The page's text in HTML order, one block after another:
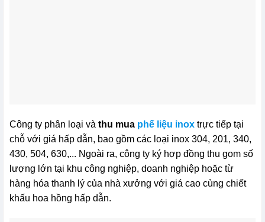
Công ty phân loại và thu mua phế liệu inoxtrực tiếp tại
chỗ với giá hấp dẫn, bao gồm các loại inox 304, 201, 340,
430, 504, 630,... Ngoài ra, công ty ký hợp đồng thu gom số
lượng lớn tại khu công nghiệp, doanh nghiệp hoặc từ
hàng hóa thanh lý của nhà xưởng với giá cao cùng chiết
khấu hoa hồng hấp dẫn.